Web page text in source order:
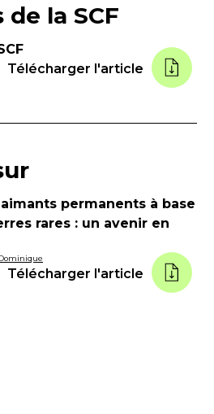
la SCF
Télécharger l'article
aimants permanents à base
rares : un avenir en
Télécharger l'article